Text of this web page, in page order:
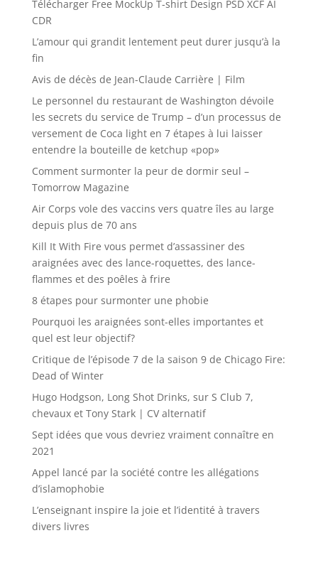
Télécharger Free MockUp T-shirt Design PSD XCF AI
CDR
L’amour qui grandit lentement peut durer jusqu’à la
fin
Avis de décès de Jean-Claude Carrière | Film
Le personnel du restaurant de Washington dévoile
les secrets du service de Trump – d’un processus de
versement de Coca light en 7 étapes à lui laisser
entendre la bouteille de ketchup «pop»
Comment surmonter la peur de dormir seul –
Tomorrow Magazine
Air Corps vole des vaccins vers quatre îles au large
depuis plus de 70 ans
Kill It With Fire vous permet d’assassiner des
araignées avec des lance-roquettes, des lance-
flammes et des poêles à frire
8 étapes pour surmonter une phobie
Pourquoi les araignées sont-elles importantes et
quel est leur objectif?
Critique de l’épisode 7 de la saison 9 de Chicago Fire:
Dead of Winter
Hugo Hodgson, Long Shot Drinks, sur S Club 7,
chevaux et Tony Stark | CV alternatif
Sept idées que vous devriez vraiment connaître en
2021
Appel lancé par la société contre les allégations
d’islamophobie
L’enseignant inspire la joie et l’identité à travers
divers livres